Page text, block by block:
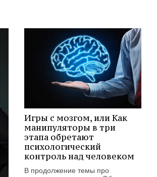
Игры с мозгом, или Как
манипуляторы в три
этапа обретают
психологический
контроль над человеком
В продолжение темы про